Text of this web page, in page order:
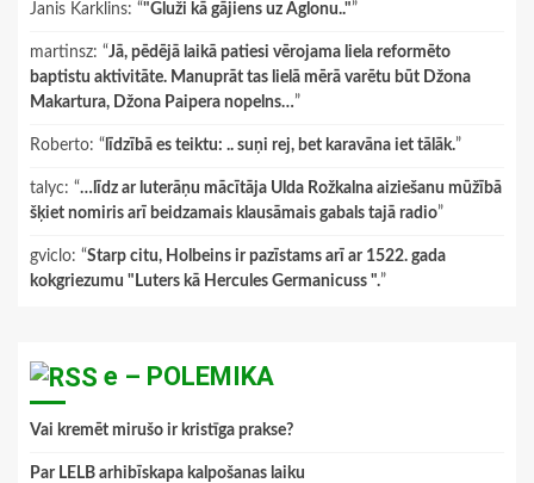
Janis Karklins: “"Gluži kā gājiens uz Aglonu.."”
martinsz: “Jā, pēdējā laikā patiesi vērojama liela reformēto
baptistu aktivitāte. Manuprāt tas lielā mērā varētu būt Džona
Makartura, Džona Paipera nopelns…”
Roberto: “ līdzībā es teiktu: .. suņi rej, bet karavāna iet tālāk.”
talyc: “…līdz ar luterāņu mācītāja Ulda Rožkalna aiziešanu mūžībā
šķiet nomiris arī beidzamais klausāmais gabals tajā radio”
gviclo: “Starp citu, Holbeins ir pazīstams arī ar 1522. gada
kokgriezumu "Luters kā Hercules Germanicuss ".”
e – POLEMIKA
Vai kremēt mirušo ir kristīga prakse?
Par LELB arhibīskapa kalpošanas laiku